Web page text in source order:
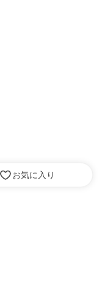
お気に入り